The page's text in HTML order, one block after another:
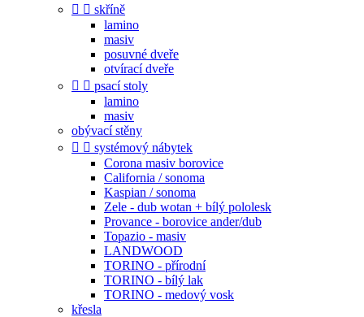
  skříně
lamino
masiv
posuvné dveře
otvírací dveře
  psací stoly
lamino
masiv
obývací stěny
  systémový nábytek
Corona masiv borovice
California / sonoma
Kaspian / sonoma
Zele - dub wotan + bílý pololesk
Provance - borovice ander/dub
Topazio - masiv
LANDWOOD
TORINO - přírodní
TORINO - bílý lak
TORINO - medový vosk
křesla